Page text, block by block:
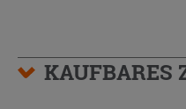
KAUFBARES